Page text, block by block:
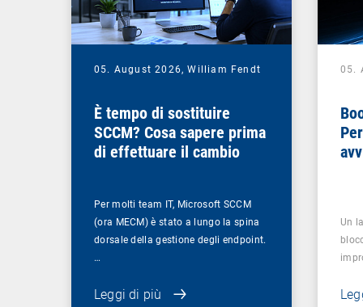
05. August 2026,William Fendt
È tempo di sostituire
SCCM? Cosa sapere prima
di effettuare il cambio
Per molti team IT, Microsoft SCCM
(ora MECM) è stato a lungo la spina
dorsale della gestione degli endpoint.
…
Leggi di più
05.
Un